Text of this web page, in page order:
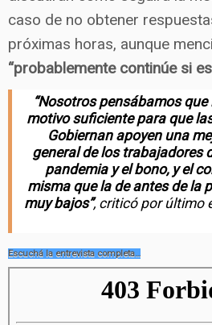
caso de no obtener
próximas horas, aunque
“probablemente continúe si
“Nosotros pensábamos
motivo suficiente para que
Gobiernan apoyen una
general de los trabajadores
pandemia y el bono, y el
misma que la de antes de la
muy bajos”, criticó por último
Escuchá la entrevista completa…